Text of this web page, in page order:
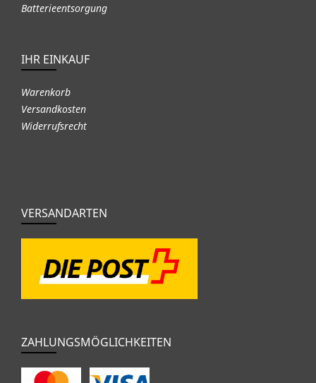
Batterieentsorgung
IHR EINKAUF
Warenkorb
Versandkosten
Widerrufsrecht
VERSANDARTEN
ZAHLUNGSMÖGLICHKEITEN